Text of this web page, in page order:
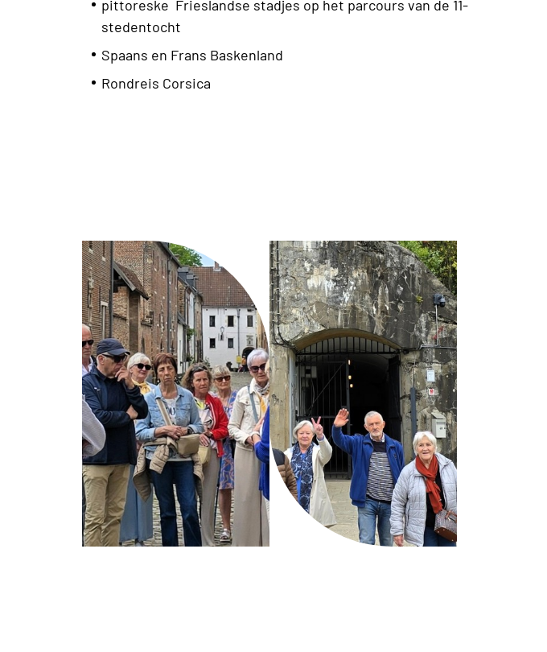
pittoreske Frieslandse stadjes op het parcours van de 11-
stedentocht
Spaans en Frans Baskenland
Rondreis Corsica